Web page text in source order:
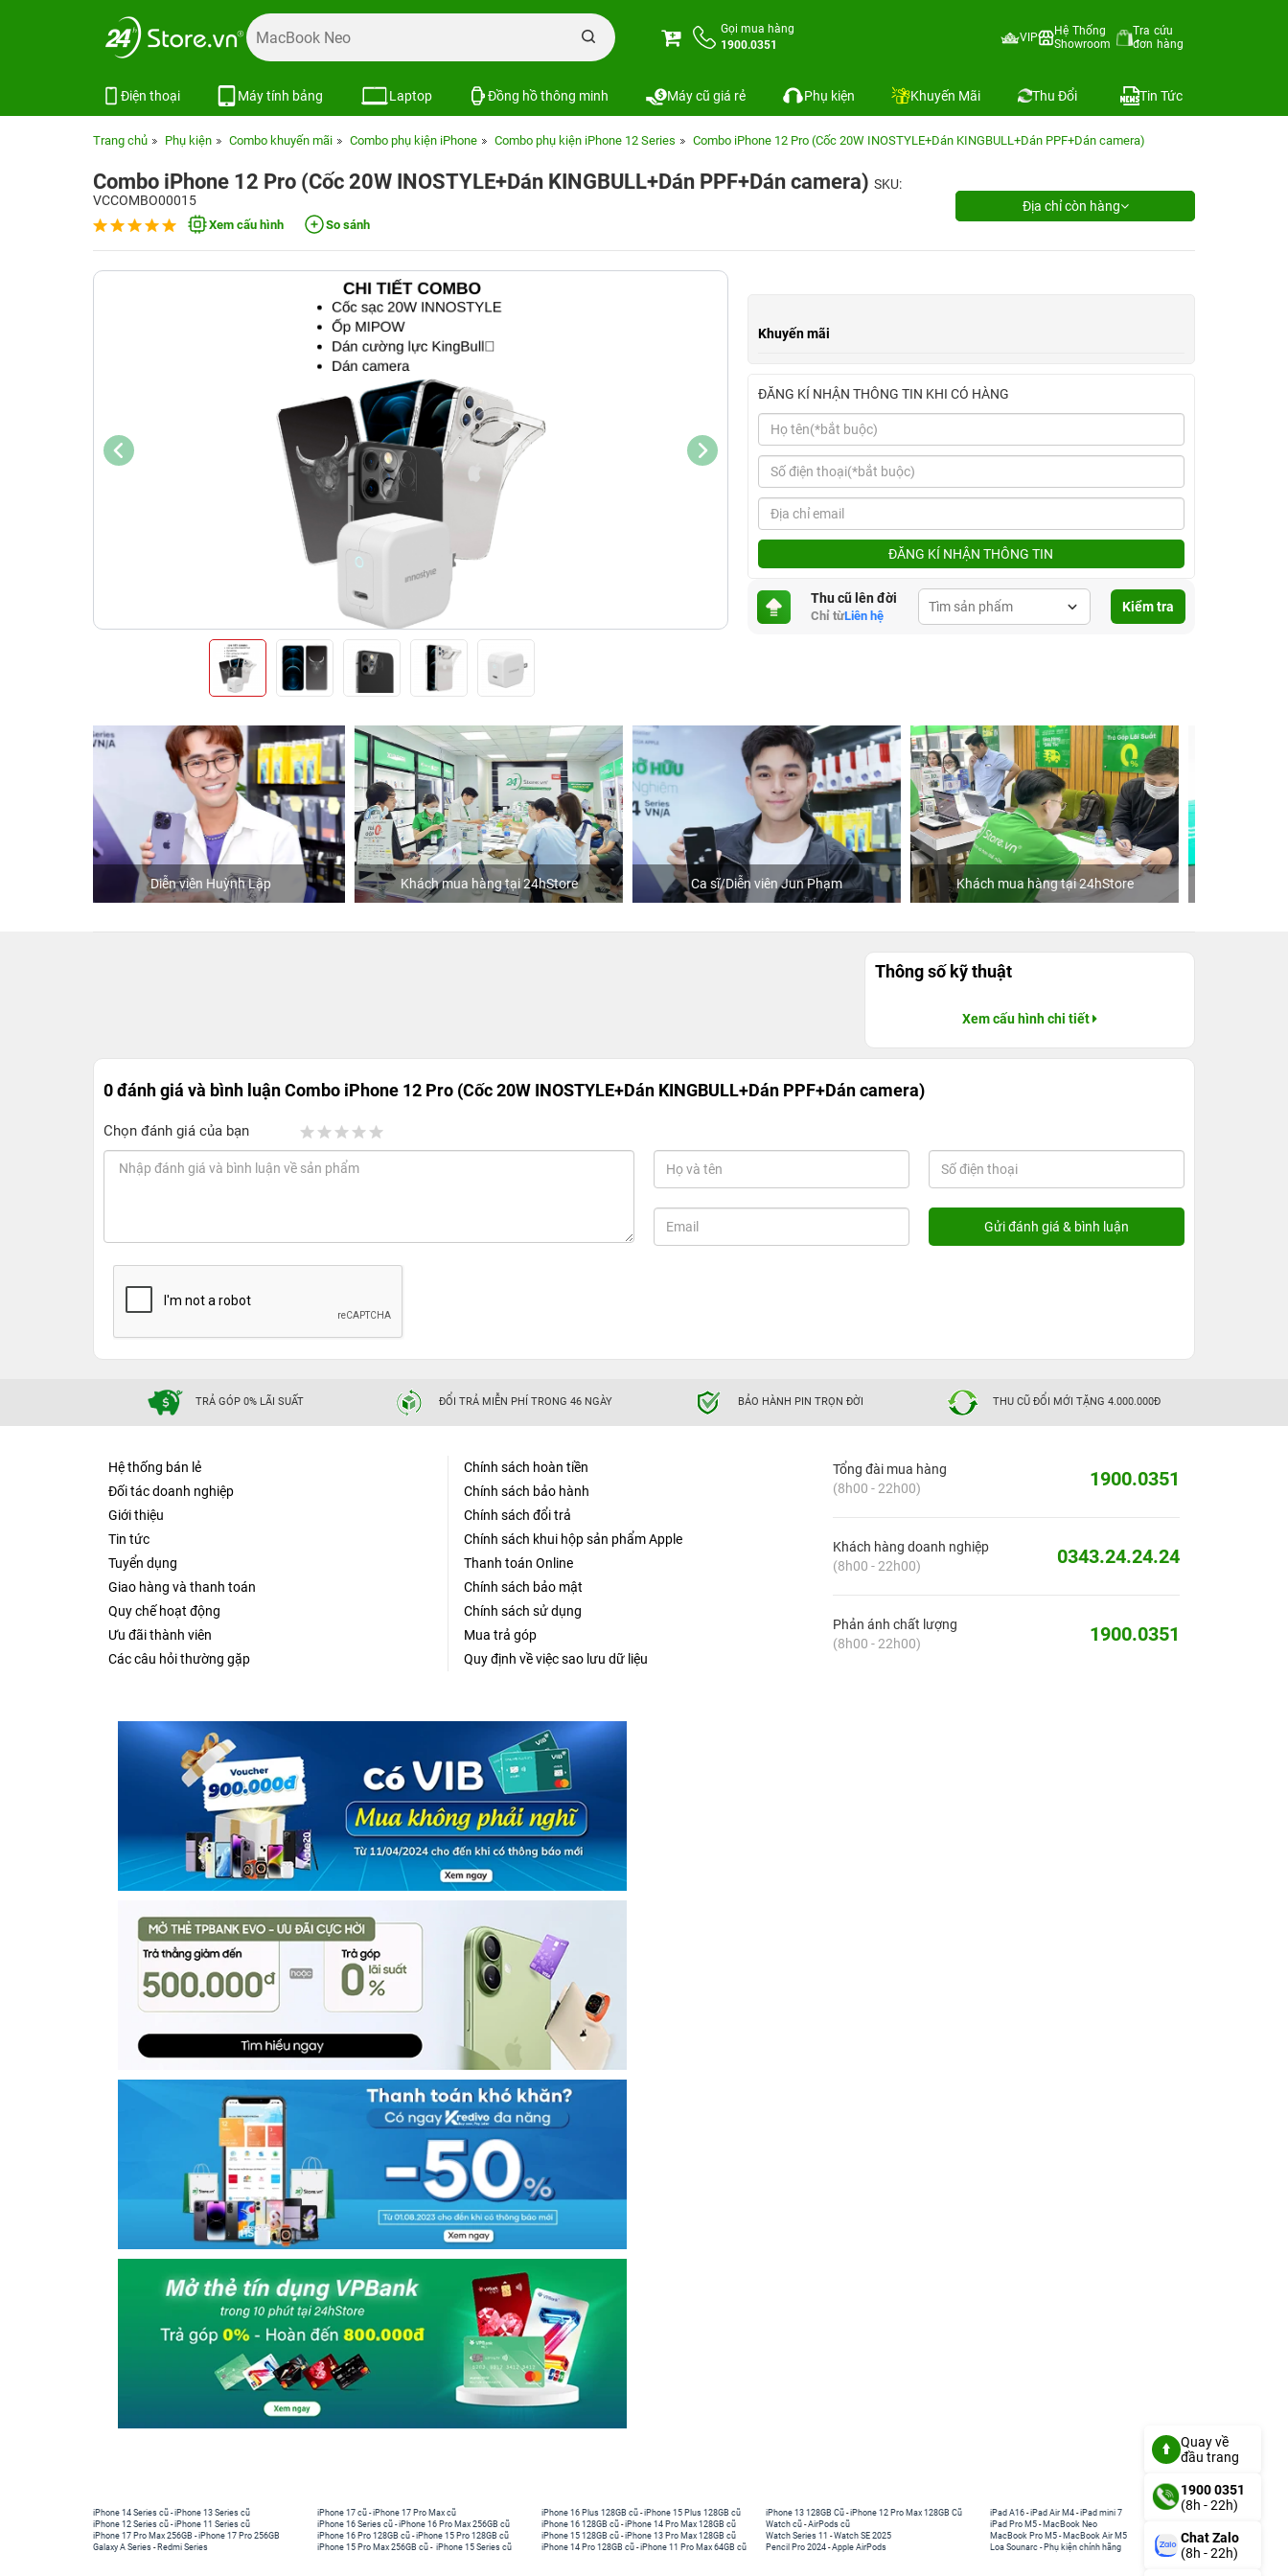
Gọi mua hàng
1900.0351
VIP
Hệ Thống
Showroom
Tra cứu
đơn hàng
Điện thoại Máy tính bảng Laptop Đồng hồ thông minh Máy cũ giá rẻ Phụ kiện Khuyến Mãi Thu Đổi Tin Tức
Trang chủ Phụ kiện Combo khuyến mãi Combo phụ kiện iPhone Combo phụ kiện iPhone 12 Series Combo iPhone 12 Pro (Cốc 20W INOSTYLE+Dán KINGBULL+Dán PPF+Dán camera)
Combo iPhone 12 Pro (Cốc 20W INOSTYLE+Dán KINGBULL+Dán PPF+Dán camera) SKU:
VCCOMBO00015
Xem cấu hình So sánh
Địa chỉ còn hàng
Khuyến mãi
ĐĂNG KÍ NHẬN THÔNG TIN KHI CÓ HÀNG
ĐĂNG KÍ NHẬN THÔNG TIN
Thu cũ lên đời
Chỉ từLiên hệ
Kiểm tra
Khách mua hàng tại 24hStore Ca sĩ/Diễn viên Jun Phạm Khách mua hàng tại 24hStore Ca sĩ Văn Mai Hương
Thông số kỹ thuật
Xem cấu hình chi tiết
0 đánh giá và bình luậnCombo iPhone 12 Pro (Cốc 20W INOSTYLE+Dán KINGBULL+Dán PPF+Dán camera)
Chọn đánh giá của bạn
TRẢ GÓP 0% LÃI SUẤT ĐỔI TRẢ MIỄN PHÍ TRONG 46 NGÀY BẢO HÀNH PIN TRỌN ĐỜI THU CŨ ĐỔI MỚI TẶNG 4.000.000Đ
Hệ thống bán lẻ
Đối tác doanh nghiệp
Giới thiệu
Tin tức
Tuyển dụng
Giao hàng và thanh toán
Quy chế hoạt động
Ưu đãi thành viên
Các câu hỏi thường gặp
Chính sách hoàn tiền
Chính sách bảo hành
Chính sách đổi trả
Chính sách khui hộp sản phẩm Apple
Thanh toán Online
Chính sách bảo mật
Chính sách sử dụng
Mua trả góp
Quy định về việc sao lưu dữ liệu
Tổng đài mua hàng
(8h00 - 22h00)
1900.0351
Khách hàng doanh nghiệp
(8h00 - 22h00)
0343.24.24.24
Phản ánh chất lượng
(8h00 - 22h00)
1900.0351
iPhone 14 Series cũ -iPhone 13 Series cũ
iPhone 12 Series cũ -iPhone 11 Series cũ
iPhone 17 Pro Max 256GB -iPhone 17 Pro 256GB
Galaxy A Series - Redmi Series
iPhone 17 cũ -iPhone 17 Pro Max cũ
iPhone 16 Series cũ - iPhone 16 Pro Max 256GB cũ
iPhone 16 Pro 128GB cũ -iPhone 15 Pro 128GB cũ
iPhone 15 Pro Max 256GB cũ - iPhone 15 Series cũ
iPhone 16 Plus 128GB cũ -iPhone 15 Plus 128GB cũ
iPhone 16 128GB cũ -iPhone 14 Pro Max 128GB cũ
iPhone 15 128GB cũ -iPhone 13 Pro Max 128GB cũ
iPhone 14 Pro 128GB cũ -iPhone 11 Pro Max 64GB cũ
iPhone 13 128GB Cũ -iPhone 12 Pro Max 128GB Cũ
Watch cũ -AirPods cũ
Watch Series 11 -Watch SE 2025
Pencil Pro 2024 -Apple AirPods
iPad A16 -iPad Air M4 -iPad mini 7
iPad Pro M5 - MacBook Neo
MacBook Pro M5 - MacBook Air M5
Loa Sounarc - Phụ kiện chính hãng
Quay về
đầu trang
1900 0351
(8h - 22h)
Chat Zalo
(8h - 22h)